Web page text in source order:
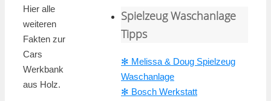
Hier alle
weiteren
Fakten zur
Cars
Werkbank
aus Holz.
Spielzeug Waschanlage
Tipps
✻ Melissa & Doug Spielzeug
Waschanlage
✻ Bosch Werkstatt